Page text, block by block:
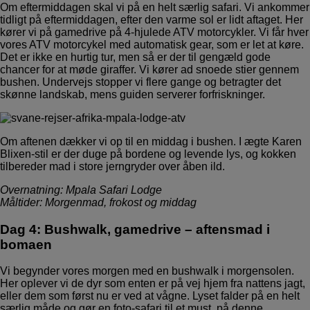
Om eftermiddagen skal vi på en helt særlig safari. Vi ankommer
tidligt på eftermiddagen, efter den varme sol er lidt aftaget. Her
kører vi på gamedrive på 4-hjulede ATV motorcykler. Vi får hver
vores ATV motorcykel med automatisk gear, som er let at køre.
Det er ikke en hurtig tur, men så er der til gengæld gode
chancer for at møde giraffer. Vi kører ad snoede stier gennem
bushen. Undervejs stopper vi flere gange og betragter det
skønne landskab, mens guiden serverer forfriskninger.
Om aftenen dækker vi op til en middag i bushen. I ægte Karen
Blixen-stil er der duge på bordene og levende lys, og kokken
tilbereder mad i store jerngryder over åben ild.
Overnatning: Mpala Safari Lodge
Måltider: Morgenmad, frokost og middag
Dag 4: Bushwalk, gamedrive – aftensmad i
bomaen
Vi begynder vores morgen med en bushwalk i morgensolen.
Her oplever vi de dyr som enten er på vej hjem fra nattens jagt,
eller dem som først nu er ved at vågne. Lyset falder på en helt